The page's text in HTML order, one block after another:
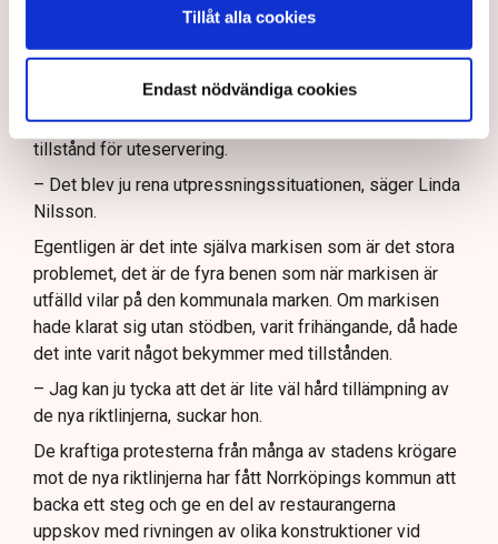
Tillåt alla cookies
Endast nödvändiga cookies
hade det inte varit något problem
uteserveringsprojektet för i år. Serveringstillstånd finns
visserligen – om markisen tas bort – annars inget
tillstånd för uteservering.
– Det blev ju rena utpressningssituationen, säger Linda
Nilsson.
Egentligen är det inte själva markisen som är det stora
problemet, det är de fyra benen som när markisen är
utfälld vilar på den kommunala marken. Om markisen
hade klarat sig utan stödben, varit frihängande, då hade
det inte varit något bekymmer med tillstånden.
– Jag kan ju tycka att det är lite väl hård tillämpning av
de nya riktlinjerna, suckar hon.
De kraftiga protesterna från många av stadens krögare
mot de nya riktlinjerna har fått Norrköpings kommun att
backa ett steg och ge en del av restaurangerna
uppskov med rivningen av olika konstruktioner vid